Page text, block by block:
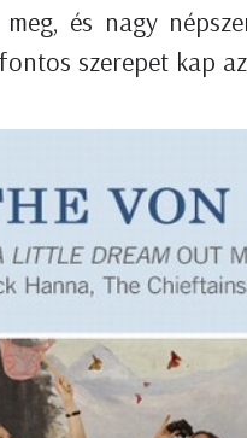
és nagy
szerepet kap